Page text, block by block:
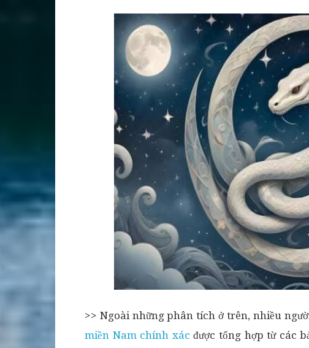
>> Ngoài những phân tích ở trên, nhiều
miền Nam chính xác được tổng hợp từ các